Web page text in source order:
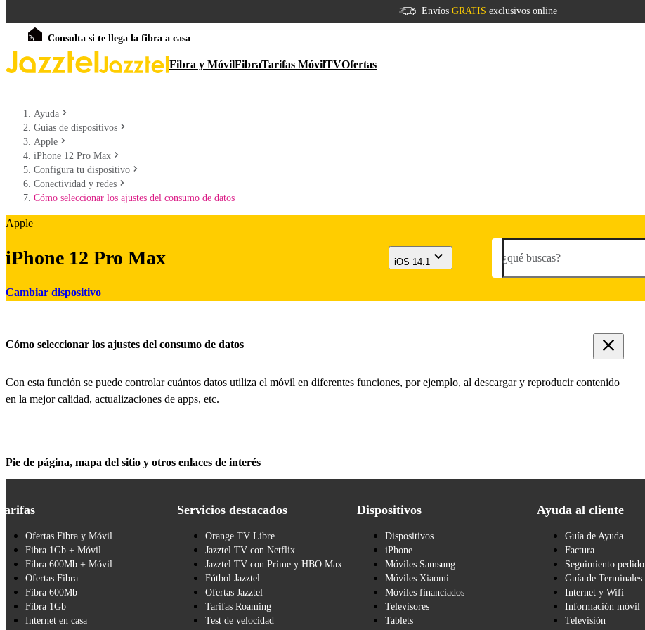
Envíos GRATIS exclusivos online
Consulta si te llega la fibra a casa
Fibra y MóvilFibraTarifas MóvilTVOfertas
Ayuda
Guías de dispositivos
Apple
iPhone 12 Pro Max
Configura tu dispositivo
Conectividad y redes
Cómo seleccionar los ajustes del consumo de datos
Apple
iPhone 12 Pro Max
Cambiar dispositivo
iOS 14.1 ¿qué buscas?
Cómo seleccionar los ajustes del consumo de datos
Con esta función se puede controlar cuántos datos utiliza el móvil en diferentes funciones, por ejemplo, al descargar y reproducir contenido
en la mejor calidad, actualizaciones de apps, etc.
Pie de página, mapa del sitio y otros enlaces de interés
Ofertas Fibra y Móvil
Fibra 1Gb + Móvil
Fibra 600Mb + Móvil
Ofertas Fibra
Fibra 600Mb
Fibra 1Gb
Internet en casa
Servicios destacados
Orange TV Libre
Jazztel TV con Netflix
Jazztel TV con Prime y HBO Max
Fútbol Jazztel
Ofertas Jazztel
Tarifas Roaming
Test de velocidad
Dispositivos
Dispositivos
iPhone
Móviles Samsung
Móviles Xiaomi
Móviles financiados
Televisores
Tablets
Ayuda al cliente
Guía de Ayuda
Factura
Seguimiento pedido
Guía de Terminales
Internet y Wifi
Información móvil
Televisión